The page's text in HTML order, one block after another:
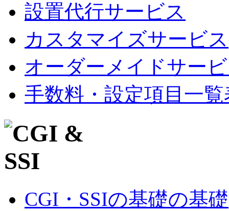
設置代行サービス
カスタマイズサービス
オーダーメイドサー
手数料・設定項目一覧
CGI・SSIの基礎の基礎